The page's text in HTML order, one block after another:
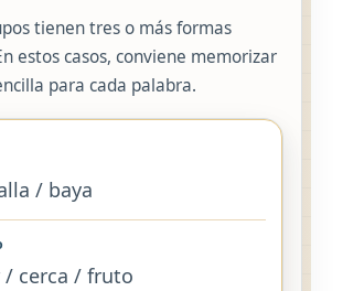
tienen tres o más formas
estos casos, conviene memorizar
para cada palabra.
/ baya
/ cerca / fruto